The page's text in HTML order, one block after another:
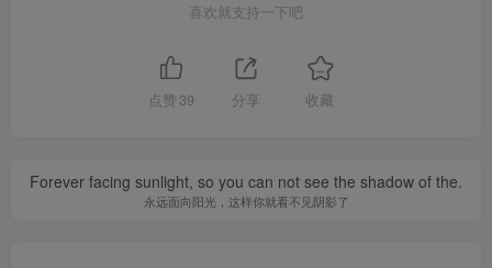
喜欢就支持一下吧
点赞 39 分享 收藏
Forever facing sunlight, so you can not see the shadow of the.
永远面向阳光，这样你就看不见阴影了